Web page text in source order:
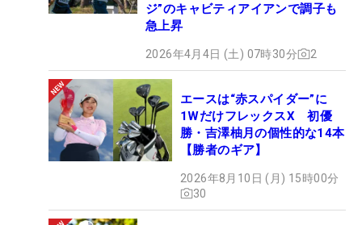
ジ”のキャビティアイアンで調子も
急上昇
2026年4月4日 (土) 07時30分 2
エースは“赤スパイダー”に
1WだけフレックスX 初優
勝・吉澤柚月の個性的な14本
【勝者のギア】
2026年8月10日 (月) 15時00分
30